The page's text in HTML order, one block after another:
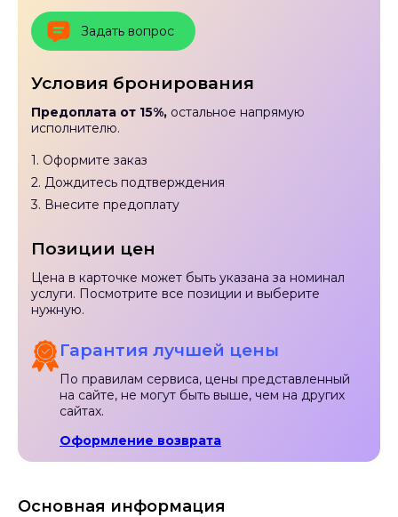
Задать вопрос
Условия бронирования
Предоплата от 15%, остальное напрямую
исполнителю.
1. Оформите заказ
2. Дождитесь подтверждения
3. Внесите предоплату
Позиции цен
Цена в карточке может быть указана за номинал
услуги. Посмотрите все позиции и выберите
нужную.
Гарантия лучшей цены
По правилам сервиса, цены представленный
на сайте, не могут быть выше, чем на других
сайтах.
Оформление возврата
Основная информация